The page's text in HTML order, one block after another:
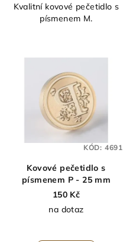
z
5
Kvalitní kovové pečetidlo s
písmenem M.
Kovové pečetidlo s
písmenem P - 25 mm
150 Kč
na dotaz
KÓD: 4691